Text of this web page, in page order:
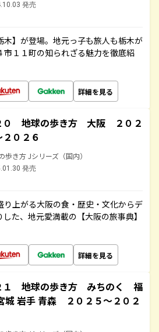
発売
木】が登場。地元っ子も旅人も栃木が
市１１町の知られざる魅力を徹底紹
詳細を見る
０ 地球の歩き方 大阪 ２０２
２０２６
歩き方 Jシリーズ（国内）
発売
り上がる大阪の食・歴史・文化からデ
た、地元愛満載の【大阪の旅事典】
詳細を見る
１ 地球の歩き方 みちのく 福
城 岩手 青森 ２０２５～２０２